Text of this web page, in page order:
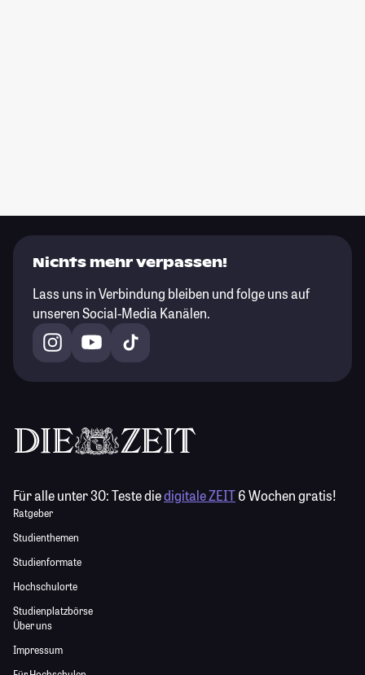
Nichts mehr verpassen!
Lass uns in Verbindung bleiben und folge uns auf
unseren Social-Media Kanälen.
Für alle unter 30:Teste diedigitale ZEIT6 Wochen gratis!
Ratgeber
Studienthemen
Studienformate
Hochschulorte
Studienplatzbörse
Über uns
Impressum